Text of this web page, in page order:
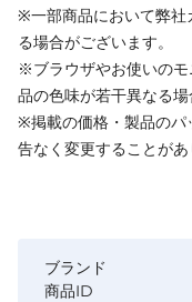
※一部商品において弊社
る場合がございます。
※ブラウザやお使いの
品の色味が若干異なる場
※掲載の価格・製品のパ
告なく変更することがあ
ブランド
商品ID